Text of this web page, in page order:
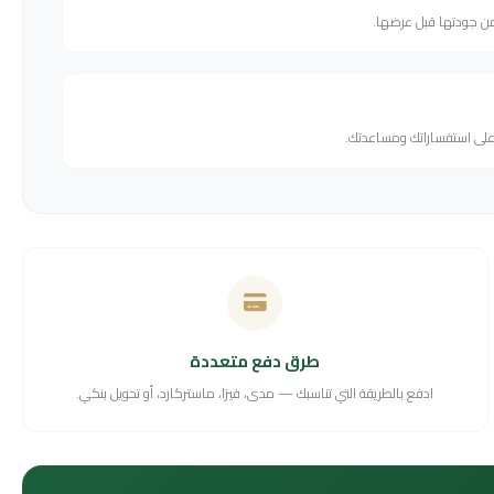
جودتها قبل عرضها.
استفساراتك ومساعدتك.
طرق دفع متعددة
ادفع بالطريقة التي تناسبك — مدى، فيزا، ماستركارد، أو تحويل بنكي.